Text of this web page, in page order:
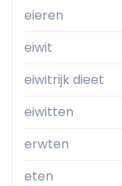
eieren
eiwit
eiwitrijk dieet
eiwitten
erwten
eten